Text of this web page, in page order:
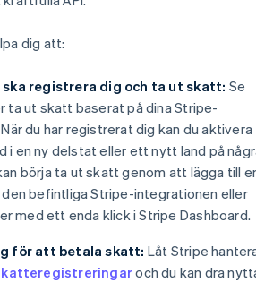
dig att:
ska registrera dig och ta ut skatt: Se
ta ut skatt baserat på dina Stripe-
du har registrerat dig kan du aktivera
i en ny delstat eller ett nytt land på
börja ta ut skatt genom att lägga till
den befintliga Stripe-integrationen eller
med ett enda klick i Stripe Dashboard.
för att betala skatt: Låt Stripe
och du kan dra